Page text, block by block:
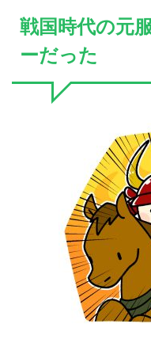
戦国時代の元
ーだった